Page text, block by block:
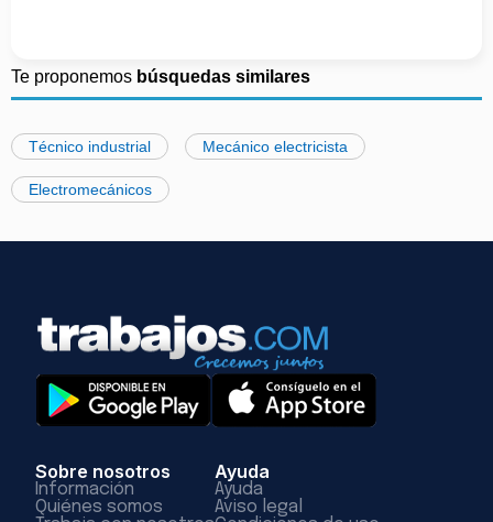
Te proponemos búsquedas similares
Técnico industrial Mecánico electricista
Electromecánicos
Sobre nosotros
Información
Quiénes somos
Ayuda
Ayuda
Aviso legal